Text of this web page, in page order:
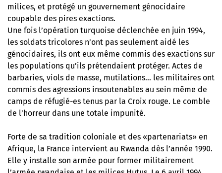
milices, et protégé un gouvernement génocidaire
coupable des pires exactions.
Une fois l’opération turquoise déclenchée en juin 1994,
les soldats tricolores n’ont pas seulement aidé les
génocidaires, ils ont eux même commis des exactions sur
les populations qu’ils prétendaient protéger. Actes de
barbaries, viols de masse, mutilations… les militaires ont
commis des agressions insoutenables au sein même de
camps de réfugié-es tenus par la Croix rouge. Le comble
de l’horreur dans une totale impunité.
Forte de sa tradition coloniale et des «partenariats» en
Afrique, la France intervient au Rwanda dès l’année 1990.
Elle y installe son armée pour former militairement